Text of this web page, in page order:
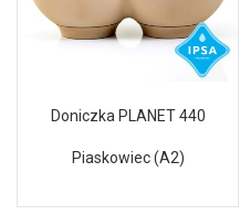
Doniczka PLANET 440
Piaskowiec (A2)